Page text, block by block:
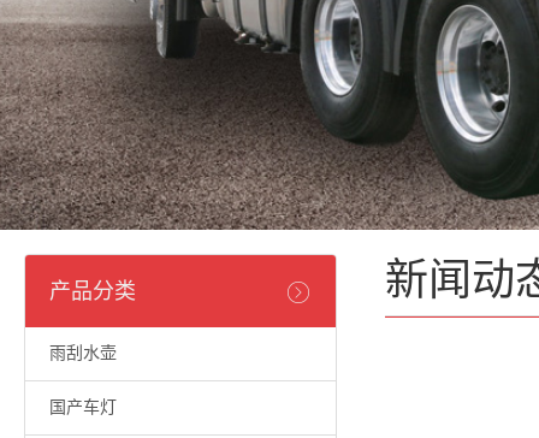
产品分类
雨刮水壶
国产车灯
新闻动